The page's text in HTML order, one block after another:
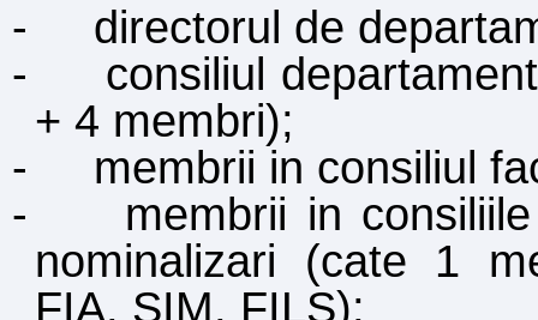
-
directorul de
-
consiliul
+ 4 membri);
-
membrii in consiliul
-
membrii in
nominalizari (cate 1
FIA, SIM, FILS);